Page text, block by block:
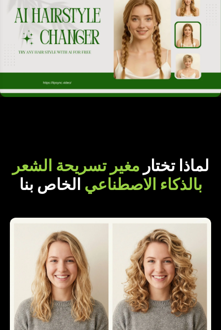
لماذا تختار مغير تسريحة الشعر
بالذكاء الاصطناعي الخاص بنا